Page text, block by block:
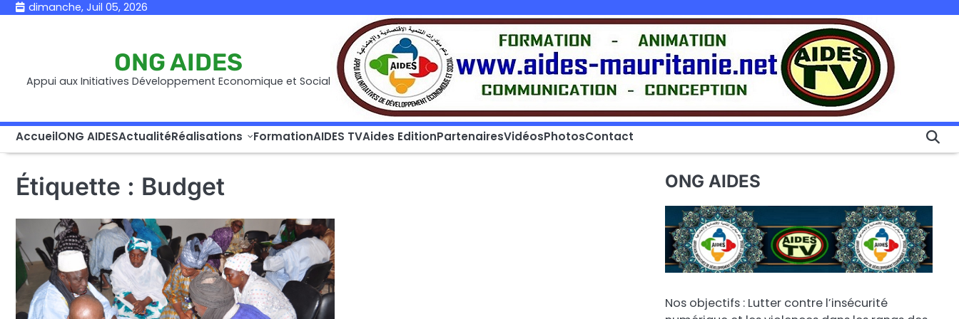
Skip dimanche, Juil 05, 2026
ONG AIDES
Appui aux Initiatives Développement Economique et Social
AccueilONG AIDESActualitéRéalisations FormationAIDES TVAides EditionPartenairesVidéosPhotosContact
Étiquette : Budget ONG AIDES
Nos objectifs : Lutter contre l’insécurité